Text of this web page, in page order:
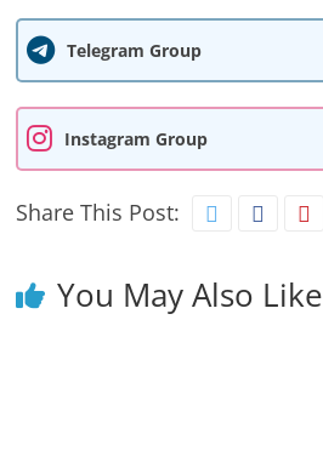
Telegram Group
Instagram Group
Share This Post:
You May Also Like